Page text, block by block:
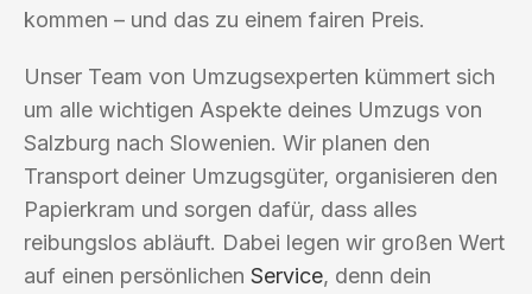
kommen – und das zu einem fairen Preis.
Unser Team von Umzugsexperten kümmert sich
um alle wichtigen Aspekte deines Umzugs von
Salzburg nach Slowenien. Wir planen den
Transport deiner Umzugsgüter, organisieren den
Papierkram und sorgen dafür, dass alles
reibungslos abläuft. Dabei legen wir großen Wert
auf einen persönlichen Service, denn dein